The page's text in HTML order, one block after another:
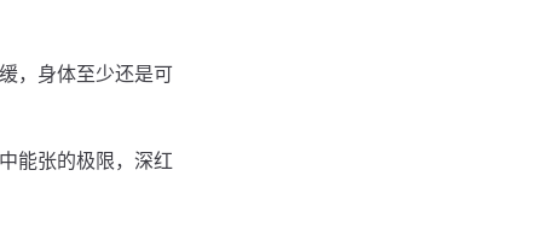
，身体至少还是可
能张的极限，深红